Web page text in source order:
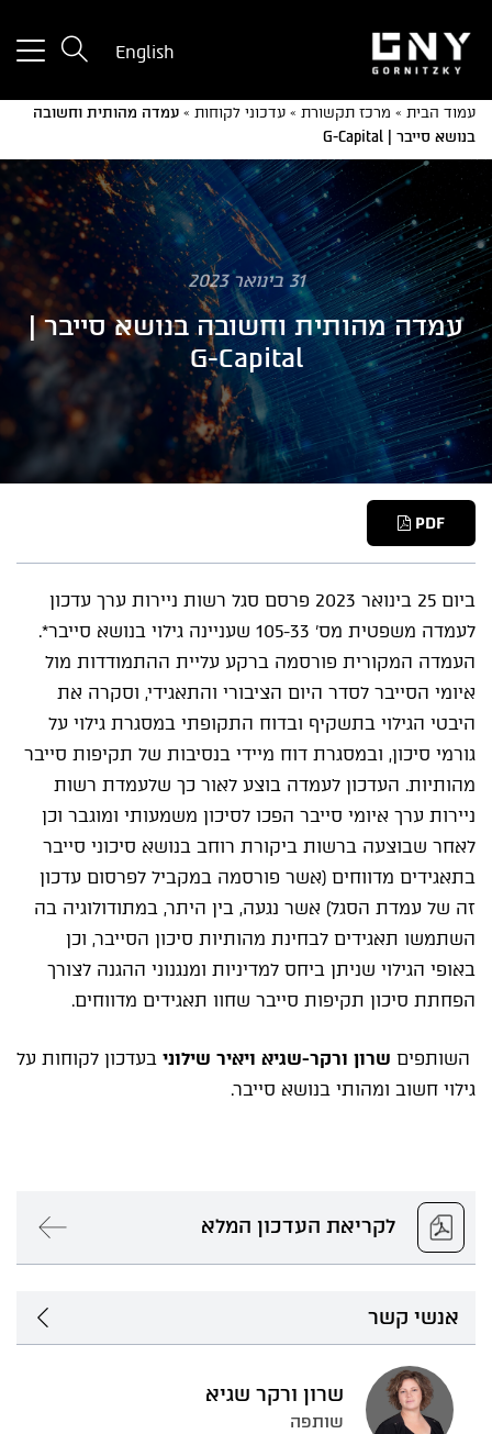
a
English
עמוד הבית » מרכז תקשורת » עדכוני לקוחות » עמדה מהותית וחשובה
בנושא סייבר | G-Capital
31 בינואר 2023
עמדה מהותית וחשובה בנושא סייבר |
G-Capital
PDF
ביום 25 בינואר 2023 פרסם סגל רשות ניירות ערך עדכון
לעמדה משפטית מס' 105-33 שעניינה גילוי בנושא סייבר*.
העמדה המקורית פורסמה ברקע עליית ההתמודדות מול
איומי הסייבר לסדר היום הציבורי והתאגידי, וסקרה את
היבטי הגילוי בתשקיף ובדוח התקופתי במסגרת גילוי על
גורמי סיכון, ובמסגרת דוח מיידי בנסיבות של תקיפות סייבר
מהותיות. העדכון לעמדה בוצע לאור כך שלעמדת רשות
ניירות ערך איומי סייבר הפכו לסיכון משמעותי ומוגבר וכן
לאחר שבוצעה ברשות ביקורת רוחב בנושא סיכוני סייבר
בתאגידים מדווחים (אשר פורסמה במקביל לפרסום עדכון
זה של עמדת הסגל) אשר נגעה, בין היתר, במתודולוגיה בה
השתמשו תאגידים לבחינת מהותיות סיכון הסייבר, וכן
באופי הגילוי שניתן ביחס למדיניות ומנגנוני ההגנה לצורך
הפחתת סיכון תקיפות סייבר שחוו תאגידים מדווחים.
השותפים שרון ורקר-שגיא ויאיר שילוני בעדכון לקוחות על
גילוי חשוב ומהותי בנושא סייבר.
לקריאת העדכון המלא
אנשי קשר
שרון ורקר שגיא
שותפה